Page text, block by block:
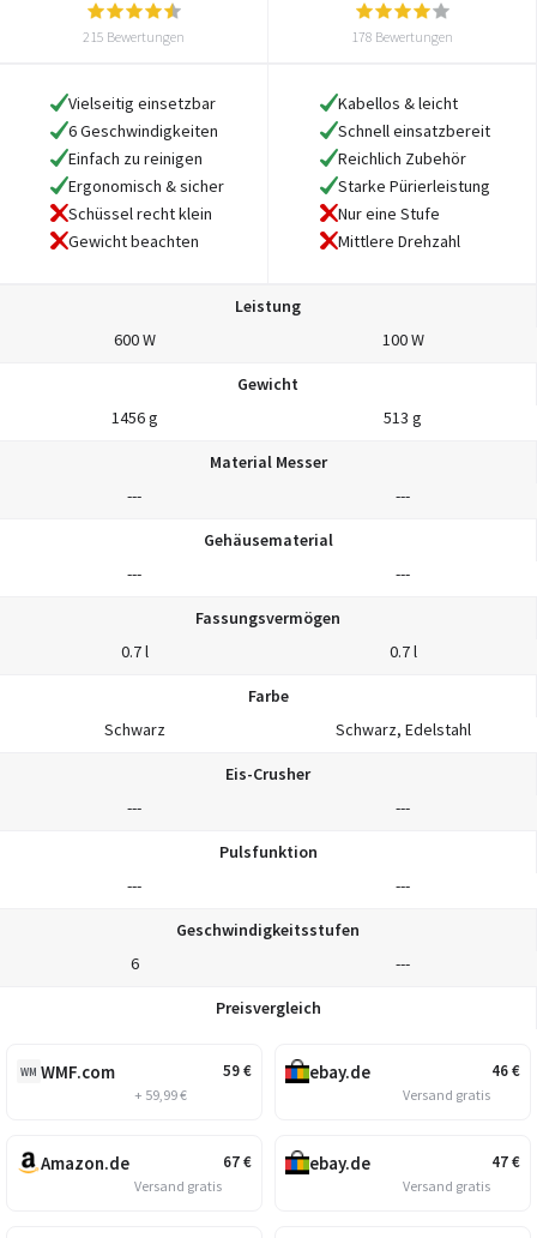
215 Bewertungen 178 Bewertungen
Vielseitig einsetzbar
6 Geschwindigkeiten
Einfach zu reinigen
Ergonomisch & sicher
Schüssel recht klein
Gewicht beachten
Kabellos & leicht
Schnell einsatzbereit
Reichlich Zubehör
Starke Pürierleistung
Nur eine Stufe
Mittlere Drehzahl
Leistung
600 W
100 W
Gewicht
1456 g
513 g
Material Messer
---
---
Gehäusematerial
---
---
Fassungsvermögen
0.7 l
0.7 l
Farbe
Schwarz
Schwarz, Edelstahl
Eis-Crusher
---
---
Pulsfunktion
---
---
Geschwindigkeitsstufen
6
---
Preisvergleich
59€
WM WMF.com
+ 59,99 €
67€
Amazon.de
Versand gratis
46€
ebay.de
Versand gratis
47€
ebay.de
Versand gratis